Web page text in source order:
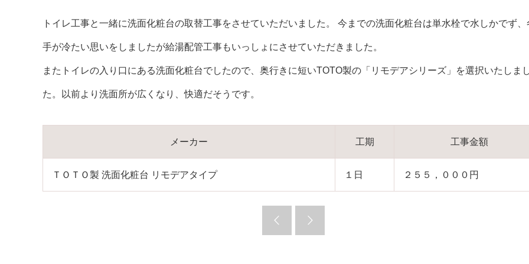
トイレ工事と一緒に洗面化粧台の取替工事をさせていただいました。 今までの洗面化粧台は単水栓で水しかでず、
手が冷たい思いをしましたが給湯配管工事もいっしょにさせていただきました。
またトイレの入り口にある洗面化粧台でしたので、奥行きに短いTOTO製の「リモデアシリーズ」を選択いたしま
た。以前より洗面所が広くなり、快適だそうです。
メーカー 工期 工事金額
ＴＯＴＯ製 洗面化粧台 リモデアタイプ １日 ２５５，０００円